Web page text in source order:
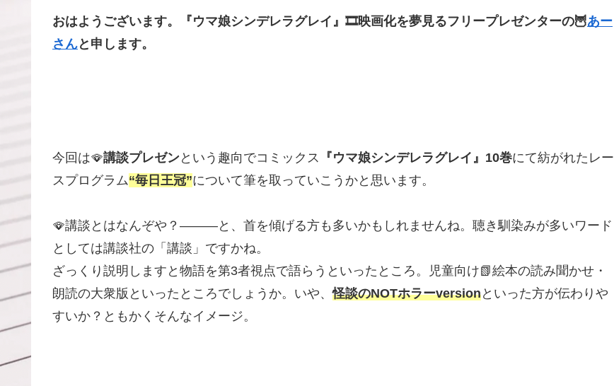
おはようございます。『ウマ娘シンデレラグレイ』🎞️映画化を夢見るフリープレゼンターの🦉あー
さんと申します。
今回は🪭講談プレゼンという趣向でコミックス 『ウマ娘シンデレラグレイ』10巻にて紡がれたレー
スプログラム“毎日王冠”について筆を取っていこうかと思います。
🪭講談とはなんぞや？―――と、首を傾げる方も多いかもしれませんね。聴き馴染みが多いワード
としては講談社の「講談」ですかね。
ざっくり説明しますと物語を第3者視点で語らうといったところ。児童向け📗絵本の読み聞かせ・
朗読の大衆版といったところでしょうか。いや、怪談のNOTホラーversionといった方が伝わりや
すいか？ともかくそんなイメージ。